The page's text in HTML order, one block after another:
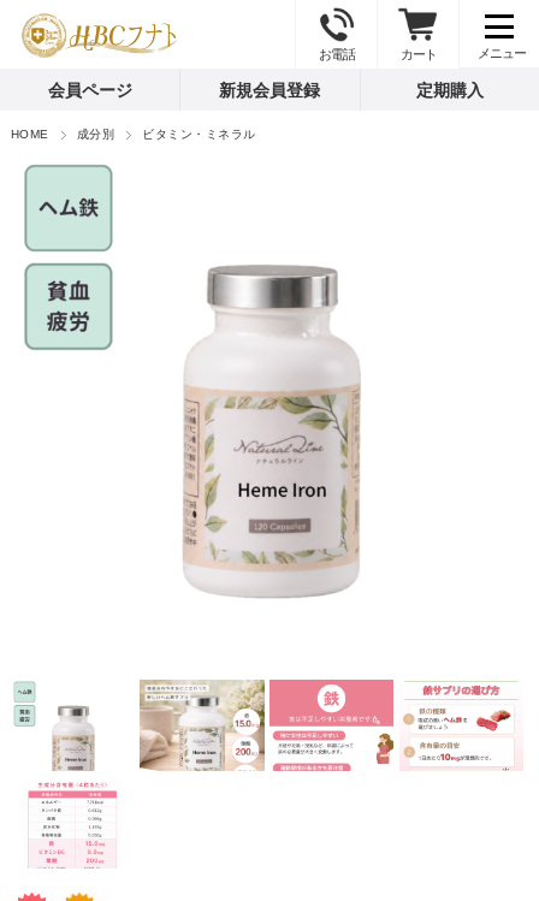
お電話 カート
会員ページ 新規会員登録 定期購入
HOME 成分別 ビタミン・ミネラル